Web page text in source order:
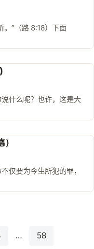
。”（路 8:18）下面
什么呢？也许，这是大
仅要为今生所犯的罪，
… 58